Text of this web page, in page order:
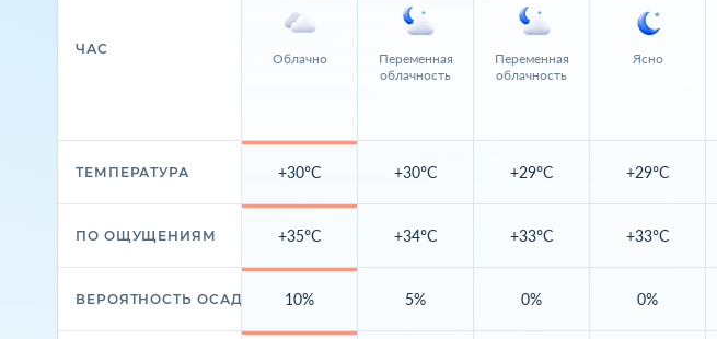
ЧАС
ТЕМПЕРАТУРА
ПО ОЩУЩЕНИЯМ
ВЕРОЯТНОСТЬ ОСАДКОВ
Облачно
+30°C
+35°C
10%
Переменная
облачность
+30°C
+34°C
5%
Переменная
облачность
+29°C
+33°C
0%
Ясно
+29°C
+33°C
0%